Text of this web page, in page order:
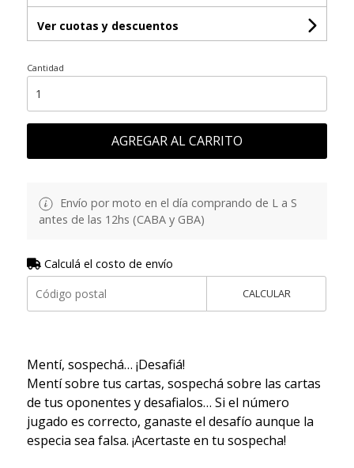
Ver cuotas y descuentos
Cantidad
AGREGAR AL CARRITO
Envío por moto en el día comprando de L a S
antes de las 12hs (CABA y GBA)
Calculá el costo de envío
CALCULAR
Mentí, sospechá… ¡Desafiá!
Mentí sobre tus cartas, sospechá sobre las cartas
de tus oponentes y desafialos… Si el número
jugado es correcto, ganaste el desafío aunque la
especia sea falsa. ¡Acertaste en tu sospecha!